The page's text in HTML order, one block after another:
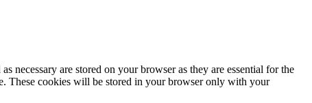
necessary are stored on your browser as they are essential for the
These cookies will be stored in your browser only with your